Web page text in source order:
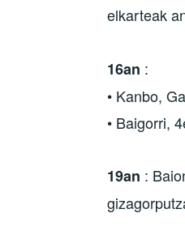
elkarteak
16an :
• Kanbo,
• Baigorri,
19an :